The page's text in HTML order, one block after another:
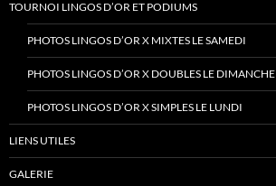
TOURNOI LINGOS D’OR ET PODIUMS
PHOTOS LINGOS D’OR X MIXTES LE SAMEDI
PHOTOS LINGOS D’OR X DOUBLES LE DIMANCHE
PHOTOS LINGOS D’OR X SIMPLES LE LUNDI
LIENS UTILES
GALERIE